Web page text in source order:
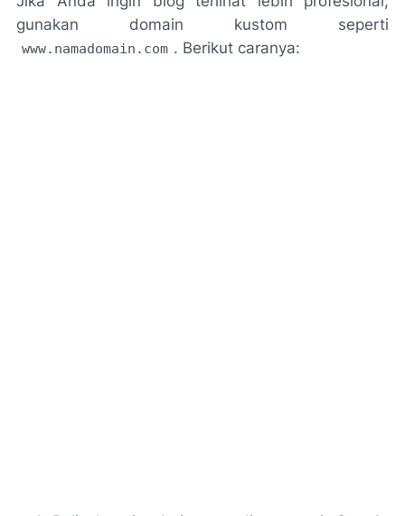
gunakan domain kustom seperti
www.namadomain.com . Berikut caranya: